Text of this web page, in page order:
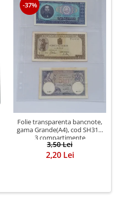
-37%
Folie transparenta bancnote,
gama Grande(A4), cod SH312,
3 compartimente
3,50 Lei
2,20 Lei